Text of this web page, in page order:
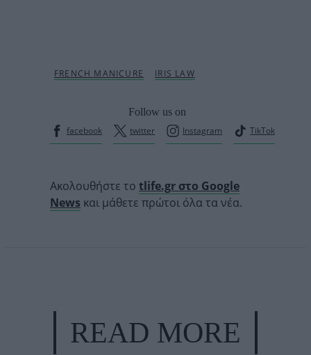
Follow us on
facebook
twitter Instagram TikTok
Ακολουθήστε το tlife.gr στο Google
News και μάθετε πρώτοι όλα τα νέα.
READ MORE